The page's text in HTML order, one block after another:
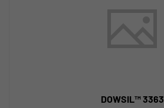
DOWSIL™ 3363